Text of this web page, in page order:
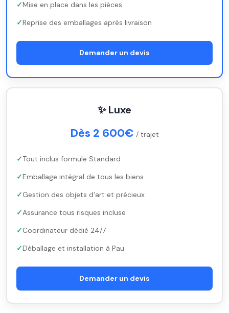
Mise en place dans les pièces
Reprise des emballages après livraison
Demander un devis
✨ Luxe
Dès 2 600€ / trajet
Tout inclus formule Standard
Emballage intégral de tous les biens
Gestion des objets d'art et précieux
Assurance tous risques incluse
Coordinateur dédié 24/7
Déballage et installation à Pau
Demander un devis